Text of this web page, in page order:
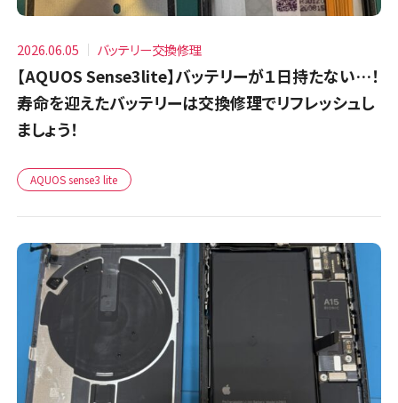
2026.06.05 バッテリー交換修理
【AQUOS Sense3lite】バッテリーが１日持たない…！
寿命を迎えたバッテリーは交換修理でリフレッシュし
ましょう！
AQUOS sense3 lite